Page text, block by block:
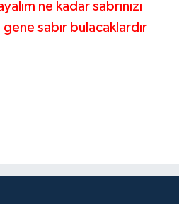
ne kadar sabrınızı
gene sabır bulacaklardır